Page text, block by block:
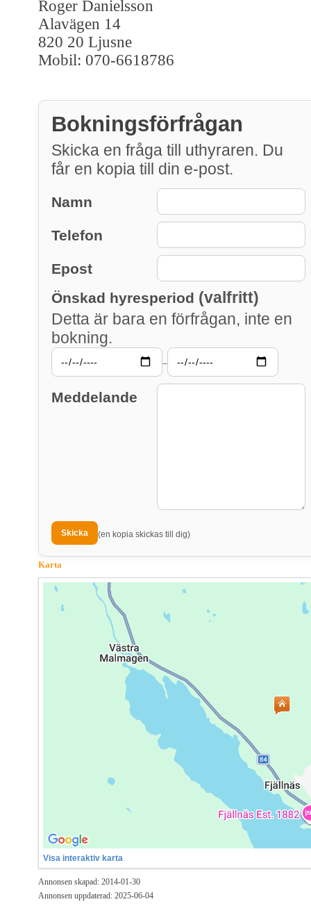
Roger Danielsson
Alavägen 14
820 20 Ljusne
Mobil: 070-6618786
Bokningsförfrågan
Skicka en fråga till uthyraren. Du
får en kopia till din e-post.
Namn
Telefon
Epost
Önskad hyresperiod (valfritt)
Detta är bara en förfrågan, inte en
bokning.
–
Meddelande
(en kopia skickas till dig)
Karta
Visa interaktiv karta
Annonsen skapad: 2014-01-30
Annonsen uppdaterad: 2025-06-04